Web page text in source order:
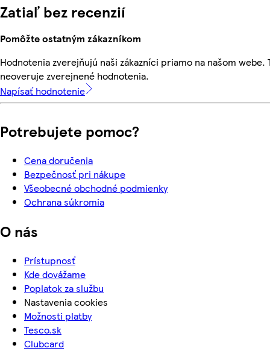
Zatiaľ bez recenzií
Pomôžte ostatným zákazníkom
Hodnotenia zverejňujú naši zákazníci priamo na našom webe.
neoveruje zverejnené hodnotenia.
Napísať hodnotenie
Potrebujete pomoc?
Cena doručenia
Bezpečnosť pri nákupe
Všeobecné obchodné podmienky
Ochrana súkromia
O nás
Prístupnosť
Kde dovážame
Poplatok za službu
Nastavenia cookies
Možnosti platby
Tesco.sk
Clubcard